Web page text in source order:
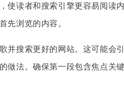
使读者和搜索引擎更容易阅读
先浏览的内容。
并搜索更好的网站。这可能
做法。确保第一段包含焦点关